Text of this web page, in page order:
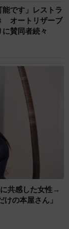
能です」レストラ
オートリザーブ
賛同者続々
共感した女性→
の本屋さん」